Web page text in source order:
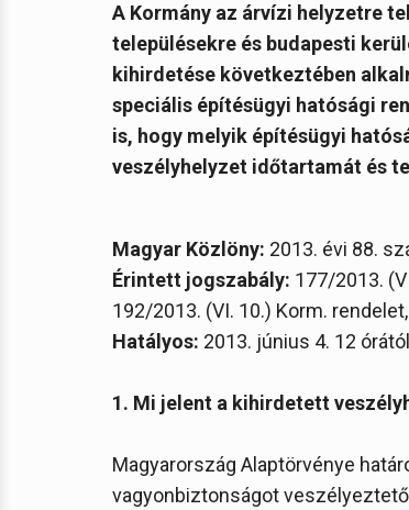
A Kormány az árvízi helyzetre
településekre és budapesti
kihirdetése következtében
speciális építésügyi hatósági
is, hogy melyik építésügyi
veszélyhelyzet időtartamát és
Magyar Közlöny: 2013. évi 88.
Érintett jogszabály: 177/2013.
192/2013. (VI. 10.) Korm.
Hatályos: 2013. június 4. 12
1. Mi jelent a kihirdetett
Magyarország Alaptörvénye
vagyonbiztonságot